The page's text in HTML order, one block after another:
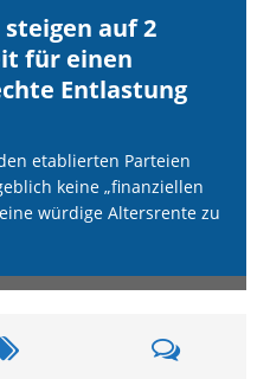
auf 2
für einen
Entlastung
etablierten Parteien
keine „finanziellen
würdige Altersrente zu